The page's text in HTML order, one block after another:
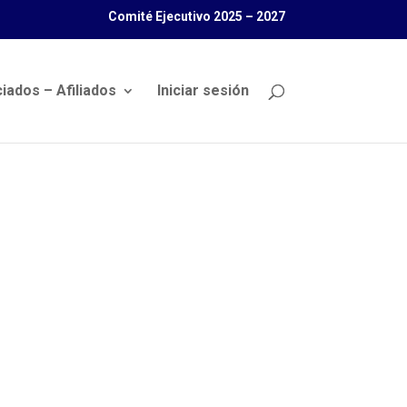
Comité Ejecutivo 2025 – 2027
– Afiliados Iniciar sesión